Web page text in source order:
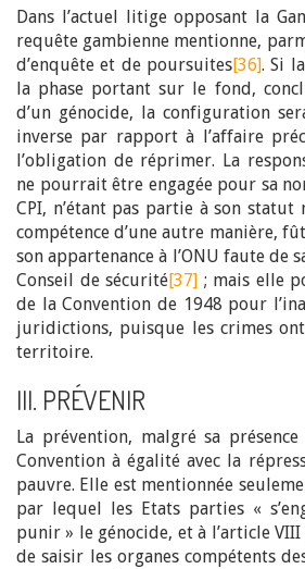
Dans l’actuel litige opposant la
requête gambienne mentionne,
d’enquête et de poursuites[36]. Si
la phase portant sur le fond,
d’un génocide, la configuration
inverse par rapport à l’affaire
l’obligation de réprimer. La
ne pourrait être engagée pour sa
CPI, n’étant pas partie à son statut
compétence d’une autre manière,
son appartenance à l’ONU faute de
Conseil de sécurité[37] ; mais elle
de la Convention de 1948 pour
juridictions, puisque les crimes
territoire.
III. PRÉVENIR
La prévention, malgré sa
Convention à égalité avec la
pauvre. Elle est mentionnée
par lequel les Etats parties «
punir » le génocide, et à l’article
de saisir les organes compétents